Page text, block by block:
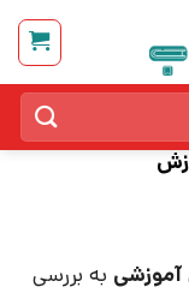
آموزشی به بررسی